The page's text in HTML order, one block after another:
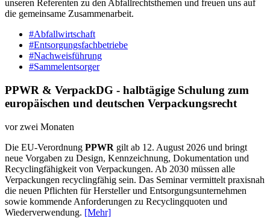
unseren Referenten zu den Abfallrechtsthemen und freuen uns auf
die gemeinsame Zusammenarbeit.
#Abfallwirtschaft
#Entsorgungsfachbetriebe
#Nachweisführung
#Sammelentsorger
PPWR & VerpackDG - halbtägige Schulung zum
europäischen und deutschen Verpackungsrecht
vor zwei Monaten
Die EU-Verordnung PPWR gilt ab 12. August 2026 und bringt
neue Vorgaben zu Design, Kennzeichnung, Dokumentation und
Recyclingfähigkeit von Verpackungen. Ab 2030 müssen alle
Verpackungen recyclingfähig sein. Das Seminar vermittelt praxisnah
die neuen Pflichten für Hersteller und Entsorgungsunternehmen
sowie kommende Anforderungen zu Recyclingquoten und
Wiederverwendung. [Mehr]